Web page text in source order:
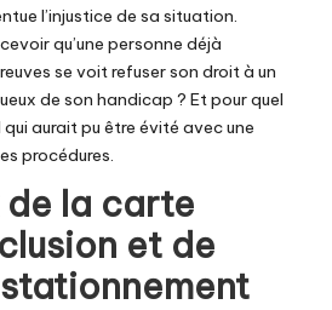
l’injustice de sa situation.
qu’une personne déjà
se voit refuser son droit à un
de son handicap ? Et pour quel
aurait pu être évité avec une
procédures.
de la carte
et de